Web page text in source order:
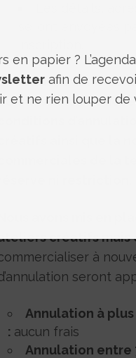
Les détails,
seront envoyées
validant votre
et
conditions
créatifs ainsi que la
commerciales de la
Nous avons mis en
créatifs mais
à
seront
Annulation à
: aucun frais
Annulation entre
papier ?
afin de
et ne rien louper